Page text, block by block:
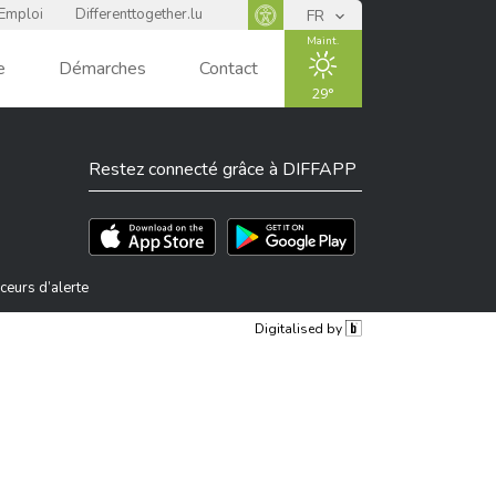
Differenttogether.lu
Panneau d'accessibilité
FR
Démarches Contact
Maint.
LÉ
29
Events
Restez connecté grâce à DIFFAPP
Téléchargez l'app sur l'App StoreTéléchargez l'app sur Play Store
d’alerte
Digitalised by